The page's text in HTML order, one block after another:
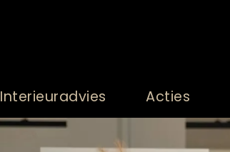
Interieuradvies Acties